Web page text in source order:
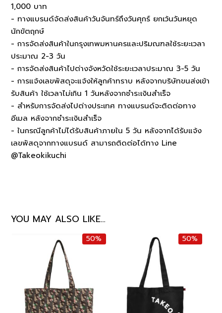
1,000 บาท
- ทางแบรนด์จัดส่งสินค้าวันจันทร์ถึงวันศุกร์ ยกเว้นวันหยุด
นักขัตฤกษ์
- การจัดส่งสินค้าในกรุงเทพมหานครและปริมณฑลใช้ระยะเวลา
ประมาณ 2-3 วัน
- การจัดส่งสินค้าไปต่างจังหวัดใช้ระยะเวลาประมาณ 3-5 วัน
- การแจ้งเลขพัสดุจะแจ้งให้ลูกค้าทราบ หลังจากบริษัทขนส่งเข้า
รับสินค้า ใช้เวลาไม่เกิน 1 วันหลังจากชำระเงินสำเร็จ
- สำหรับการจัดส่งไปต่างประเทศ ทางแบรนด์จะติดต่อทาง
อีเมล หลังจากชำระเงินสำเร็จ
- ในกรณีลูกค้าไม่ได้รับสินค้าภายใน 5 วัน หลังจากได้รับแจ้ง
เลขพัสดุจากทางแบรนด์ สามารถติดต่อได้ทาง Line
@Takeokikuchi
YOU MAY ALSO LIKE…
50% 50%